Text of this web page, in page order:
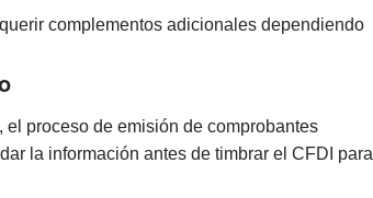
complementos adicionales dependiendo
proceso de emisión de comprobantes
la información antes de timbrar el CFDI para